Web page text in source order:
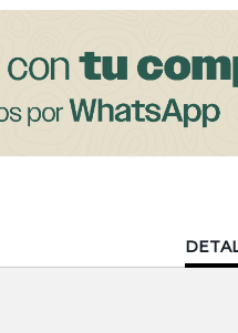
TAB: